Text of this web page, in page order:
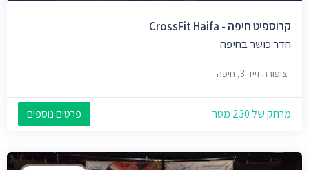
קרוספיט חיפה - CrossFit Haifa
חדר כושר בחיפה
ציפורה זייד 3, חיפה
מרחק של 230 מטר פרטים נוספים